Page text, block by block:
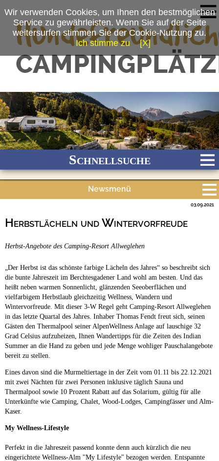
(c) Camping-Resort AllweglehenSchnellsuche
Ganzjährig geöffnet
Newsmenü
Campingplätze
Camping & Caravan
Touristik
Herbstlächeln und Wintervorfreude
03.09.2021
Herbst-Angebote des Camping-Resort Allweglehen
„Der Herbst ist das schönste farbige Lächeln des Jahres“ so beschreibt sich
die bunte Jahreszeit im Berchtesgadener Land wohl am besten. Und das
heißt neben warmen Sonnenlicht, glänzenden Seeoberflächen und
vielfarbigem Herbstlaub gleichzeitig Wellness, Wandern und
Wintervorfreude. Mit dieser 3-W Regel geht Camping-Resort Allweglehen
in das letzte Quartal des Jahres. Inhaber Thomas Fendt freut sich, seinen
Gästen den Thermalpool seiner AlpenWellness Anlage auf lauschige 32
Grad Celsius aufzuheizen, Ihnen Wandertipps für die Zeiten des Indian
Summer an die Hand zu geben und jede Menge wohliger Pauschalangebote
bereit zu stellen.
Eines davon sind die Murmeltiertage in der Zeit vom 01.11 bis 22.12.2021
mit zwei Nächten für zwei Personen inklusive täglich Sauna und
Thermalpool sowie 10 Prozent Rabatt auf das Solarium, gültig für alle
Unterkünfte wie Camping, Chalet, Wood-Lodges, Campingfässer und Alm-
Kaser.
My Wellness-Lifestyle
Perfekt in die Jahreszeit passend konnte denn auch kürzlich die neu
eingerichtete Wellness-Alm "My Lifestyle" bezogen werden. Entspannte
Wir verwenden Cookies, um Ihnen den bestmöglichen
Service zu gewährleisten. Wenn Sie auf der Seite
weitersurfen stimmen Sie der Cookie-Nutzung zu.
Ich stimme zu
[X]